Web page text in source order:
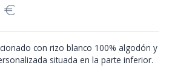
€
con rizo blanco 100% algodón y
situada en la parte inferior.